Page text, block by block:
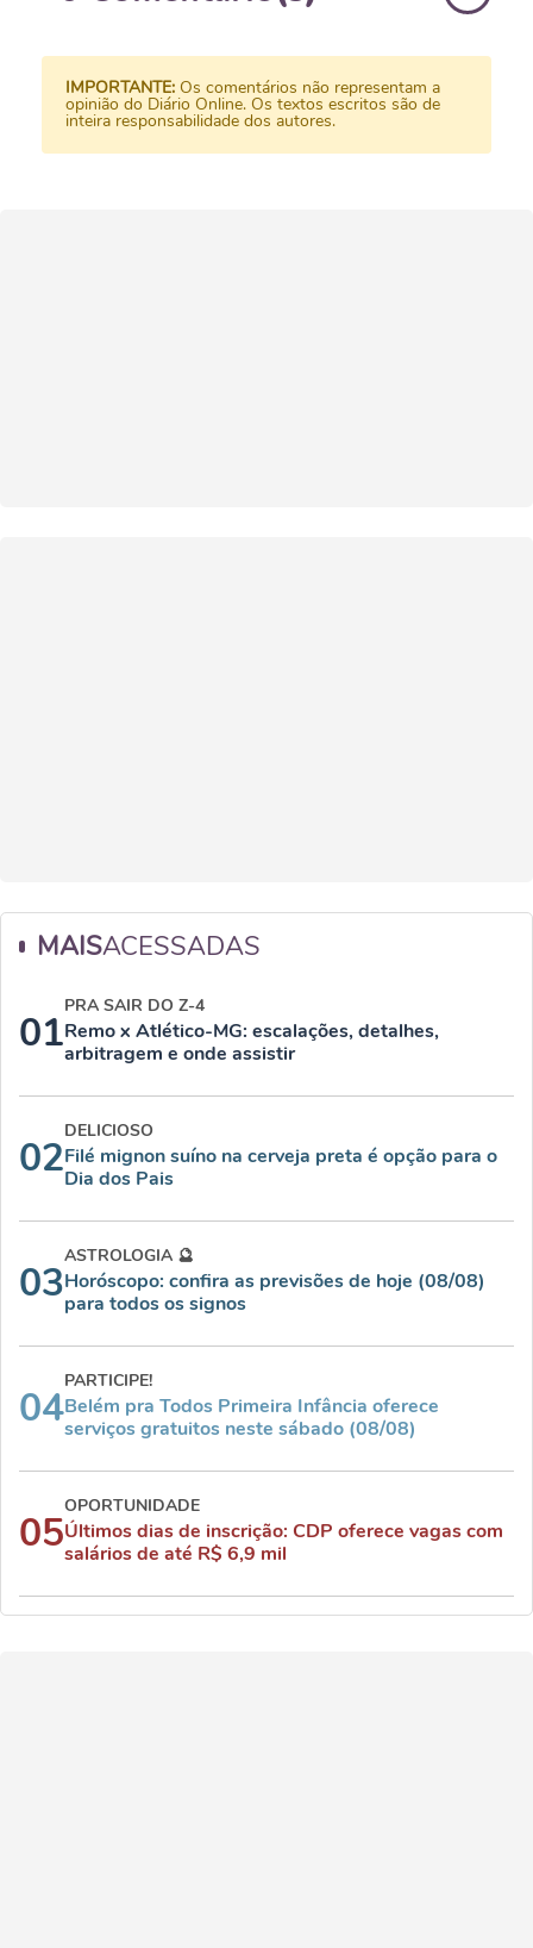
IMPORTANTE: Os comentários não representam a
opinião do Diário Online. Os textos escritos são de
inteira responsabilidade dos autores.
MAISACESSADAS
01
PRA SAIR DO Z-4
Remo x Atlético-MG: escalações, detalhes,
arbitragem e onde assistir
02
DELICIOSO
Filé mignon suíno na cerveja preta é opção para o
Dia dos Pais
03
ASTROLOGIA 🔮
Horóscopo: confira as previsões de hoje (08/08)
para todos os signos
04
PARTICIPE!
Belém pra Todos Primeira Infância oferece
serviços gratuitos neste sábado (08/08)
05
OPORTUNIDADE
Últimos dias de inscrição: CDP oferece vagas com
salários de até R$ 6,9 mil